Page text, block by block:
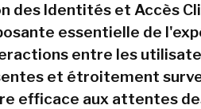
des Identités et Accès
essentielle de
entre les
et étroitement
efficace aux attentes